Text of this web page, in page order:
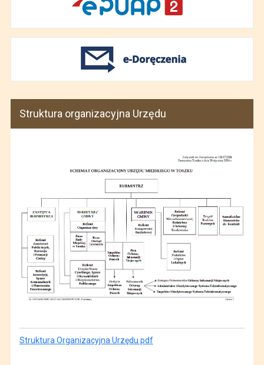
Struktura organizacyjna Urzędu
Struktura Organizacyjna Urzędu pdf